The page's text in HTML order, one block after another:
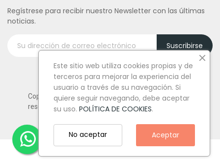
Regístrese para recibir nuestro Newsletter con las últimas
noticias.
Suscribirse
Copyright © Tufiestamolamazo.com - Todos los derechos
reservados.
Este sitio web utiliza cookies propias y de
terceros para mejorar la experiencia del
usuario a través de su navegación. Si
quiere seguir navegando, debe aceptar
su uso. POLÍTICA DE COOKIES.
Aceptar
No aceptar